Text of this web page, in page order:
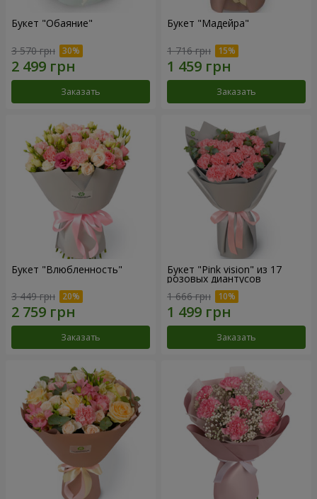
Букет "Обаяние"
3 570 грн
Заказать
Букет "Мадейра"
1 716 грн
Заказать
Букет "Влюбленность"
3 449 грн
Заказать
Букет "Pink vision" из 17
розовых диантусов
1 666 грн
Заказать